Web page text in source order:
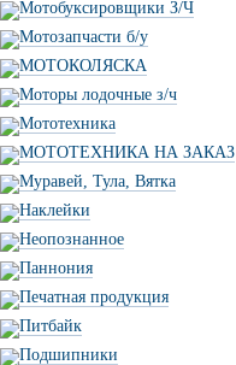
Мотобуксировщики З/Ч
Мотозапчасти б/у
МОТОКОЛЯСКА
Моторы лодочные з/ч
Мототехника
МОТОТЕХНИКА НА ЗАКАЗ
Муравей, Тула, Вятка
Наклейки
Неопознанное
Паннония
Печатная продукция
Питбайк
Подшипники